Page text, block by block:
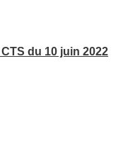
du 10 juin 2022